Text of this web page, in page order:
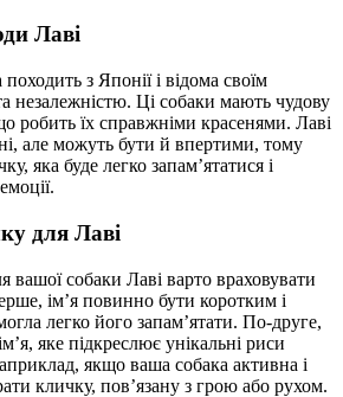
Лаві
з Японії і відома своїм
незалежністю. Ці собаки мають чудову
робить їх справжніми красенями. Лаві
але можуть бути й впертими, тому
яка буде легко запам’ятатися і
для Лаві
вашої собаки Лаві варто враховувати
ім’я повинно бути коротким і
легко його запам’ятати. По-друге,
яке підкреслює унікальні риси
якщо ваша собака активна і
кличку, пов’язану з грою або рухом.